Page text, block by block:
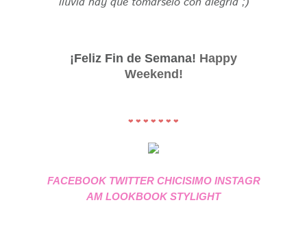
¡Feliz Fin de Semana! Happy
Weekend!
❤ ❤ ❤ ❤ ❤ ❤ ❤
FACEBOOK TWITTER CHICISIMO INSTAGR
AM LOOKBOOK STYLIGHT